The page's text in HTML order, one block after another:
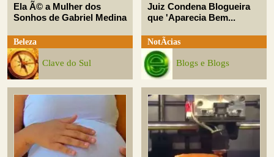
Ela Ã© a Mulher dos
Sonhos de Gabriel Medina
Beleza
Clave do Sul
Juiz Condena Blogueira
que 'Aparecia Bem...
NotÃ­cias
Blogs e Blogs